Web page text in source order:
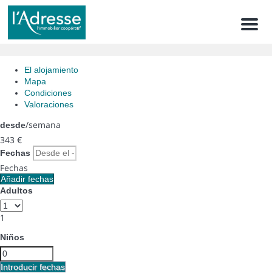
Menu
El alojamiento
Mapa
Condiciones
Valoraciones
desde/semana
343 €
Fechas
Fechas
Añadir fechas
Adultos
1
Niños
Introducir fechas